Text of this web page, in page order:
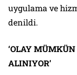
uygulama ve
denildi.
‘OLAY
ALINIYOR’